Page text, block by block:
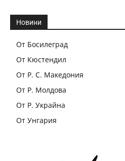
Новини
От Босилеград
От Кюстендил
От Р. С. Македония
От Р. Молдова
От Р. Украйна
От Унгария